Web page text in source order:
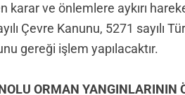
karar ve önlemlere aykırı
Çevre Kanunu, 5271 sayılı
gereği işlem yapılacaktır.
ORMAN YANGINLARININ